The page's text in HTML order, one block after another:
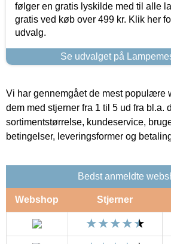
følger en gratis lyskilde med til alle
gratis ved køb over 499 kr. Klik her
udvalg.
Se udvalget på
Vi har gennemgået de mest populære
dem med stjerner fra 1 til 5 ud fra bl.a.
sortimentstørrelse, kundeservice,
betingelser, leveringsformer og
Bedst anmeldte
Webshop Stjerner